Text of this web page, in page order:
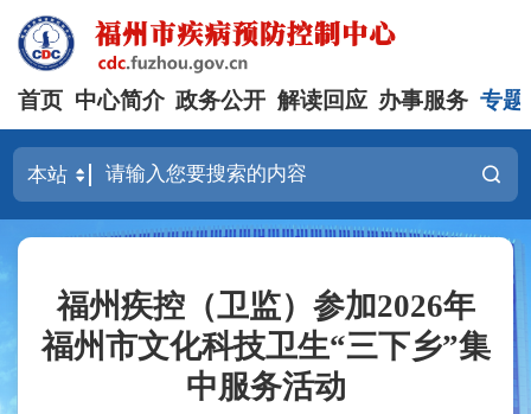
首页 中心简介 政务公开 解读回应 办事服务 专题
福州疾控（卫监）参加2026年
福州市文化科技卫生“三下乡”集
中服务活动